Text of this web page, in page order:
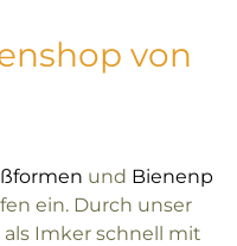
von
und Bienenp
ein. Durch unser
Imker schnell mit